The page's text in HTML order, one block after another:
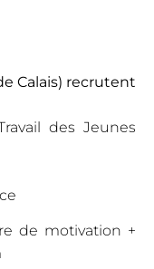
Calais) recrutent
des Jeunes
de motivation +